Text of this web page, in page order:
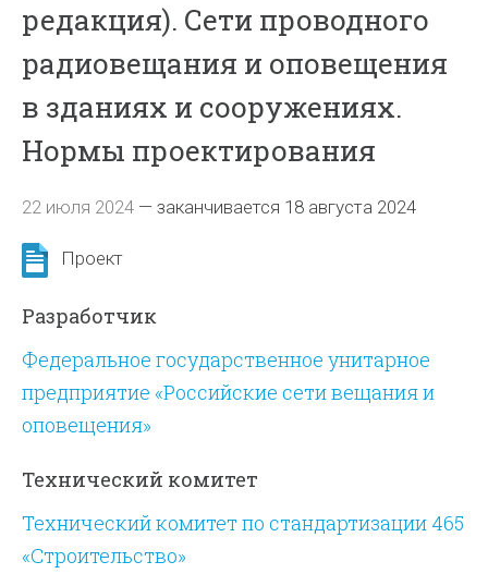
редакция). Сети проводного
радиовещания и оповещения
в зданиях и сооружениях.
Нормы проектирования
22 июля 2024 —заканчивается 18 августа 2024
Проект
Разработчик
Федеральное государственное унитарное
предприятие «Российские сети вещания и
оповещения»
Технический комитет
Технический комитет по стандартизации 465
«Строительство»